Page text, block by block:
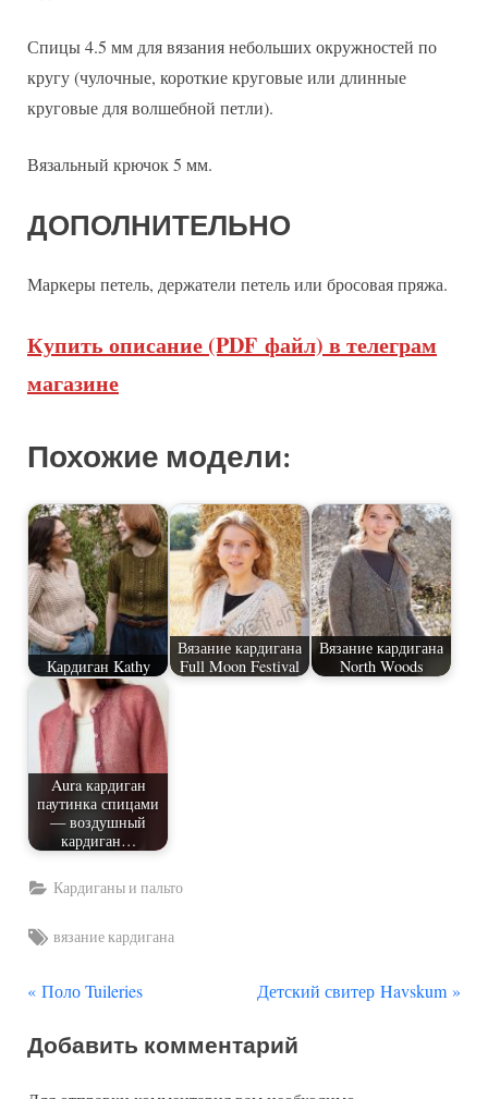
Спицы 4.5 мм для вязания небольших окружностей по
кругу (чулочные, короткие круговые или длинные
круговые для волшебной петли).
Вязальный крючок 5 мм.
ДОПОЛНИТЕЛЬНО
Маркеры петель, держатели петель или бросовая пряжа.
Купить описание (PDF файл) в телеграм
магазине
Похожие модели:
Кардиган Kathy
Вязание кардигана
Full Moon Festival
Вязание кардигана
North Woods
Aura кардиган
паутинка спицами
— воздушный
кардиган…
Кардиганы и пальто
Tags:
вязание кардигана
Навигация
по
записям
П
е
Поло Tuileries
С
е
Детский свитер Havskum
Добавить комментарий